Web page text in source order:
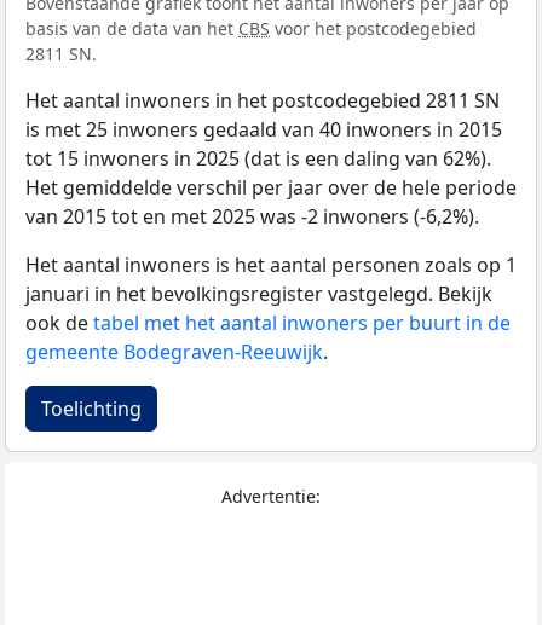
basis van de data van het CBS voor het postcodegebied
2811 SN.
Het aantal inwoners in het postcodegebied 2811 SN
is met 25 inwoners gedaald van 40 inwoners in 2015
tot 15 inwoners in 2025 (dat is een daling van 62%).
Het gemiddelde verschil per jaar over de hele periode
van 2015 tot en met 2025 was -2 inwoners (-6,2%).
Het aantal inwoners is het aantal personen zoals op 1
januari in het bevolkingsregister vastgelegd. Bekijk
ook detabel met het aantal inwoners per buurt in de
gemeente Bodegraven-Reeuwijk.
Toelichting
Advertentie: